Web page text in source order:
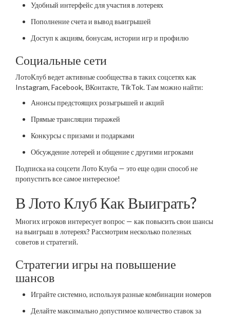
Удобный интерфейс для участия в лотереях
Пополнение счета и вывод выигрышей
Доступ к акциям, бонусам, истории игр и профилю
Социальные сети
ЛотоКлуб ведет активные сообщества в таких соцсетях как
Instagram, Facebook, ВКонтакте, TikTok. Там можно найти:
Анонсы предстоящих розыгрышей и акций
Прямые трансляции тиражей
Конкурсы с призами и подарками
Обсуждение лотерей и общение с другими игроками
Подписка на соцсети Лото Клуба — это еще один способ не
пропустить все самое интересное!
В Лото Клуб Как Выиграть?
Многих игроков интересует вопрос — как повысить свои шансы
на выигрыш в лотереях? Рассмотрим несколько полезных
советов и стратегий.
Стратегии игры на повышение
шансов
Играйте системно, используя разные комбинации номеров
Делайте максимально допустимое количество ставок за